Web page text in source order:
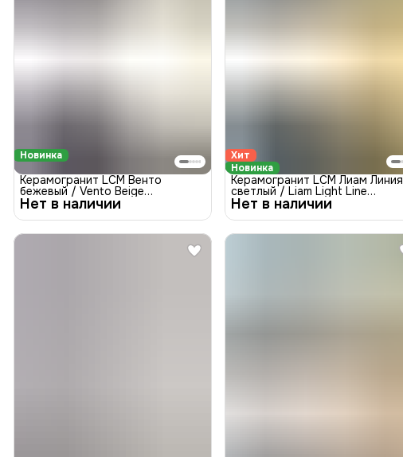
Новинка
Нет в наличии
Керамогранит LCM Венто
бежевый / Vento Beige
60120VTO11S Сатинированная
1200x600
Хит
Новинка
Нет в наличии
Керамогранит LCM Лиам Линия
светлый / Liam Light Line
60120LAM09M Матовая
1200x600